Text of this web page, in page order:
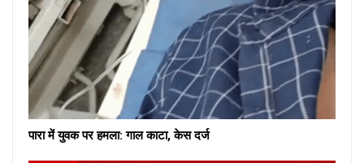
पारा में युवक पर हमला: गाल काटा, केस दर्ज